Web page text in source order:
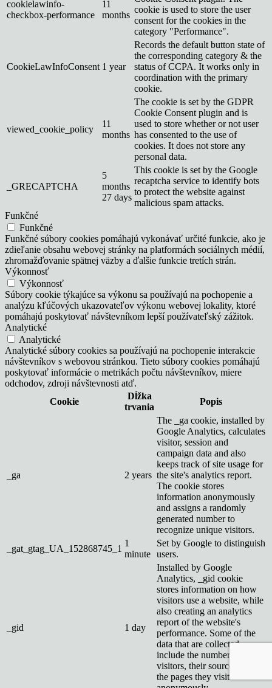
cookielawinfo-
checkbox-performance
11
months
cookie is used to store the user
consent for the cookies in the
category "Performance".
CookieLawInfoConsent 1 year
Records the default button state of
the corresponding category & the
status of CCPA. It works only in
coordination with the primary
cookie.
viewed_cookie_policy
11
months
The cookie is set by the GDPR
Cookie Consent plugin and is
used to store whether or not user
has consented to the use of
cookies. It does not store any
personal data.
_GRECAPTCHA
5
months
27 days
This cookie is set by the Google
recaptcha service to identify bots
to protect the website against
malicious spam attacks.
Funkčné
Funkčné
Funkčné súbory cookies pomáhajú vykonávať určité funkcie, ako je
zdieľanie obsahu webovej stránky na platformách sociálnych médií,
zhromažďovanie spätnej väzby a ďalšie funkcie tretích strán.
Výkonnosť
Výkonnosť
Súbory cookie týkajúce sa výkonu sa používajú na pochopenie a
analýzu kľúčových ukazovateľov výkonu webovej lokality, ktoré
pomáhajú poskytovať návštevníkom lepší používateľský zážitok.
Analytické
Analytické
Analytické súbory cookies sa používajú na pochopenie interakcie
návštevníkov s webovou stránkou. Tieto súbory cookies pomáhajú
poskytovať informácie o metrikách počtu návštevníkov, miere
odchodov, zdroji návštevnosti atď.
Cookie
Dĺžka
trvania
Popis
_ga 2 years
The _ga cookie, installed by
Google Analytics, calculates
visitor, session and
campaign data and also
keeps track of site usage for
the site's analytics report.
The cookie stores
information anonymously
and assigns a randomly
generated number to
recognize unique visitors.
_gat_gtag_UA_152868745_1
1
minute
Set by Google to distinguish
users.
_gid 1 day
Installed by Google
Analytics, _gid cookie
stores information on how
visitors use a website, while
also creating an analytics
report of the website's
performance. Some of the
data that are collected
include the number of
visitors, their source, and
the pages they visit